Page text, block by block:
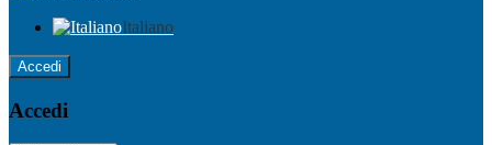
Italiano
Accedi
Accedi